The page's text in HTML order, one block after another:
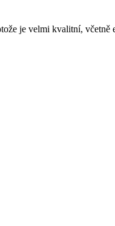
je velmi kvalitní, včetně